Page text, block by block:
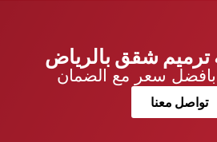
شقق بالرياض
سعر مع الضمان
تواصل معنا